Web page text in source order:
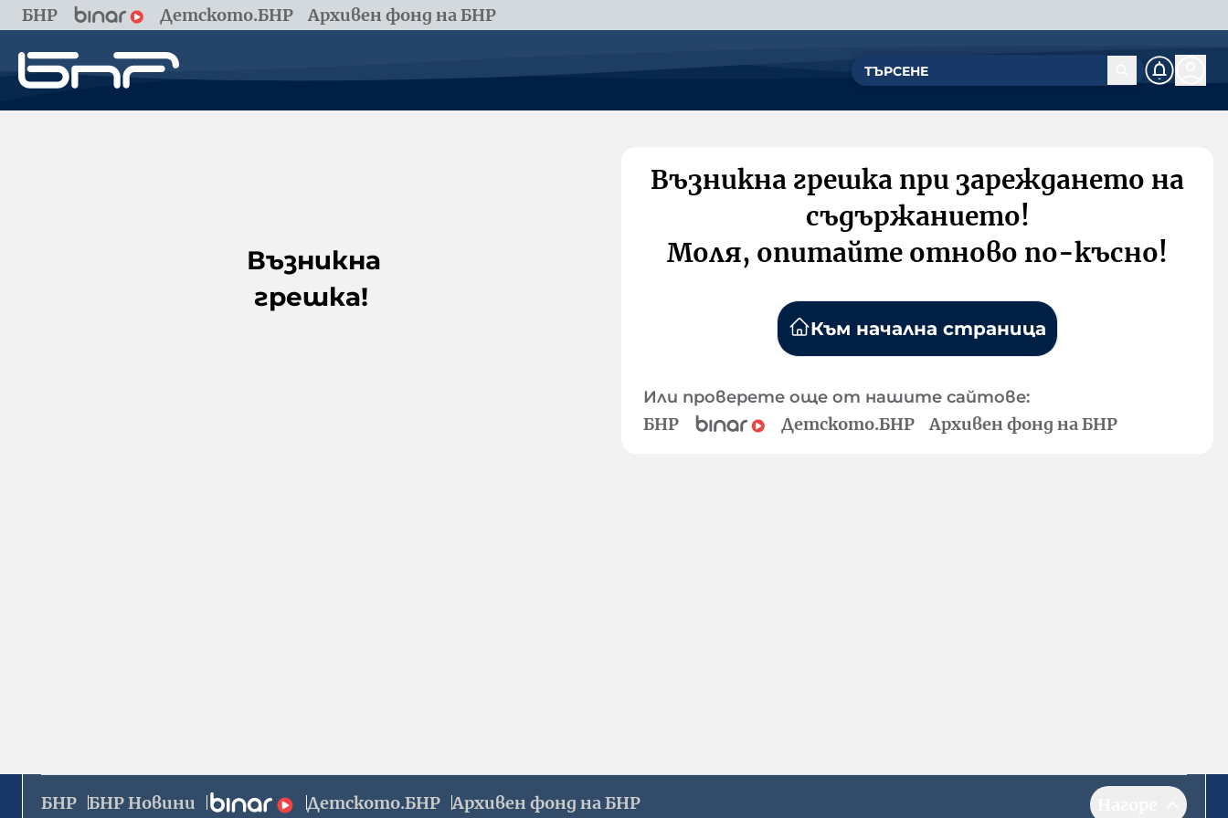
БНР Детското.БНР Архивен фонд на БНР
Възникна
грешка!
Възникна грешка при зареждането на
съдържанието!
Моля, опитайте отново по-късно!
Към начална страница
Или проверете още от нашите сайтове:
БНР Детското.БНР Архивен фонд на БНР
БНР БНР Новини Детското.БНР Архивен фонд на БНР